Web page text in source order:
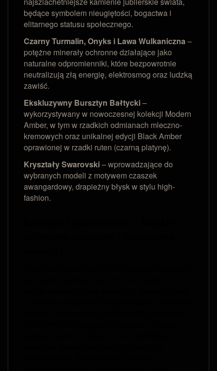
będące symbolem nieugiętości, bogactwa i
elitarnego statusu społecznego.
Czarny Turmalin, Onyks i Lawa Wulkaniczna–
potężne minerały ochronne działające jako
naturalne odpromienniki, które bezpowrotnie
neutralizują złą energię, elektrosmog oraz ludzką
zawiść.
Ekskluzywny Bursztyn Bałtycki–
wykorzystywany w nowoczesnej kolekcji Modern
Amber, w tym w rzadkich odmianach mleczno-
kremowych oraz unikalnej edycji Black Amber
oprawionej w rzadki ruten (czarną platynę).
Kryształy Swarovski– wprowadzające do
wybranych modeli z motywem czaszek
awangardowy, drapieżny błysk w stylu high-
fashion.